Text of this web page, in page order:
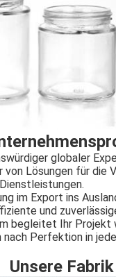
globaler
Lösungen für die
im Export ins
und
begleitet Ihr
Perfektion in
Unsere Fabrik